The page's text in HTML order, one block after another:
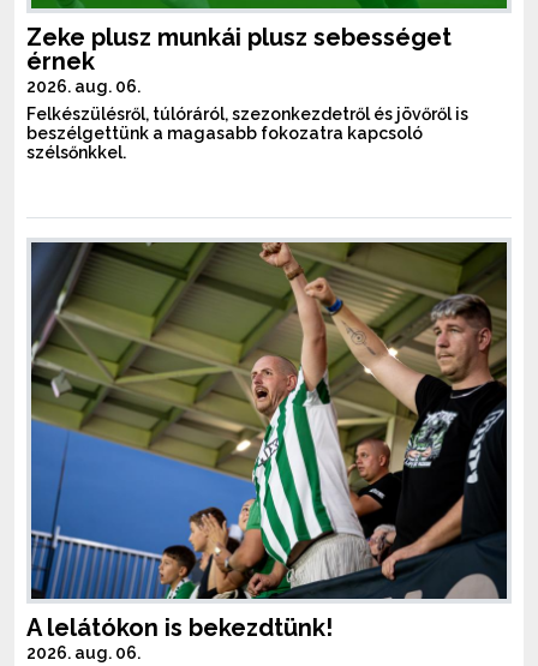
Zeke plusz munkái plusz sebességet
érnek
2026. aug. 06.
Felkészülésről, túlóráról, szezonkezdetről és jövőről is
beszélgettünk a magasabb fokozatra kapcsoló
szélsőnkkel.
A lelátókon is bekezdtünk!
2026. aug. 06.